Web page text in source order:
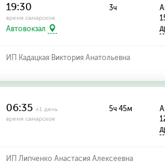
19:30
время самарское
Автовокзал
3ч
ИП Кадацкая Виктория Анатольевна
06:35+1 день
время самарское
5ч 45м
ИП Липченко Анастасия Алексеевна